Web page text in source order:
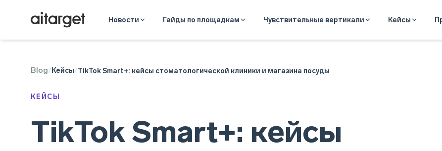
Новости Гайды по площадкам Чувствительные вертикали Кейсы
Blog/Кейсы/TikTok Smart+: кейсы стоматологической клиники и магазина посуды
КЕЙСЫ
TikTok Ads
TikTok Smart+: кейсы